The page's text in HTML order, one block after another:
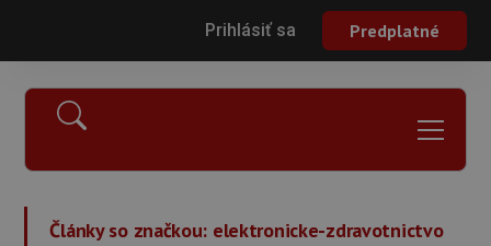
Prihlásiť sa Predplatné
Články so značkou: elektronicke-zdravotnictvo